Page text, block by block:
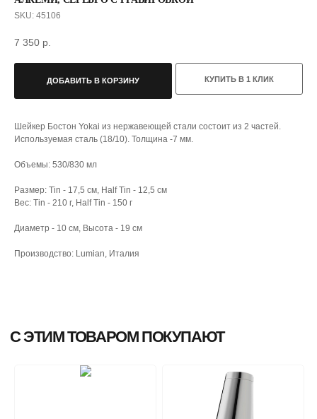
SKU: 45106
7 350 р.
ДОБАВИТЬ В КОРЗИНУ КУПИТЬ В 1 КЛИК
Шейкер Бостон Yokai из нержавеющей стали состоит из 2 частей.
Используемая сталь (18/10). Толщина -7 мм.
Объемы: 530/830 мл
Размер: Tin - 17,5 см, Half Tin - 12,5 см
Вес: Tin - 210 г, Half Tin - 150 г
Диаметр - 10 см, Высота - 19 см
Производство: Lumian, Италия
С ЭТИМ ТОВАРОМ ПОКУПАЮТ